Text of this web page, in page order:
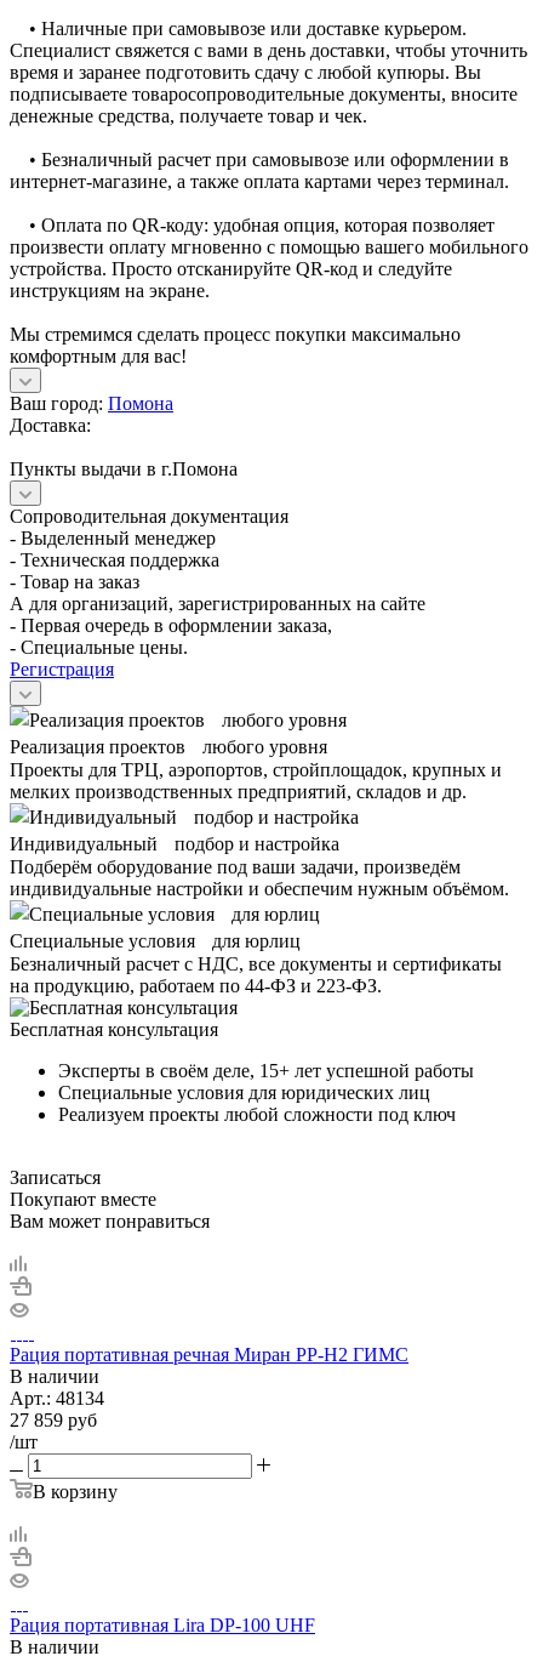
• Наличные при самовывозе или доставке курьером.
Специалист свяжется с вами в день доставки, чтобы уточнить
время и заранее подготовить сдачу с любой купюры. Вы
подписываете товаросопроводительные документы, вносите
денежные средства, получаете товар и чек.
• Безналичный расчет при самовывозе или оформлении в
интернет-магазине, а также оплата картами через терминал.
• Оплата по QR-коду: удобная опция, которая позволяет
произвести оплату мгновенно с помощью вашего мобильного
устройства. Просто отсканируйте QR-код и следуйте
инструкциям на экране.
Мы стремимся сделать процесс покупки максимально
комфортным для вас!
Ваш город: Помона
Доставка:
Пункты выдачи в г.Помона
Сопроводительная документация
- Выделенный менеджер
- Техническая поддержка
- Товар на заказ
А для организаций, зарегистрированных на сайте
- Первая очередь в оформлении заказа,
- Специальные цены.
Регистрация
Реализация проектов любого уровня
Проекты для ТРЦ, аэропортов, стройплощадок, крупных и
мелких производственных предприятий, складов и др.
Индивидуальный подбор и настройка
Подберём оборудование под ваши задачи, произведём
индивидуальные настройки и обеспечим нужным объёмом.
Специальные условия для юрлиц
Безналичный расчет с НДС, все документы и сертификаты
на продукцию, работаем по 44-ФЗ и 223-ФЗ.
Бесплатная консультация
Эксперты в своём деле, 15+ лет успешной работы
Специальные условия для юридических лиц
Реализуем проекты любой сложности под ключ
Записаться
Покупают вместе
Вам может понравиться
Рация портативная речная Миран РР-Н2 ГИМС
В наличии
Арт.: 48134
27 859 руб
/шт
В корзину
Рация портативная Lira DP-100 UHF
В наличии